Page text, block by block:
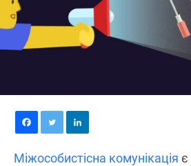
Міжособистісна комунікація